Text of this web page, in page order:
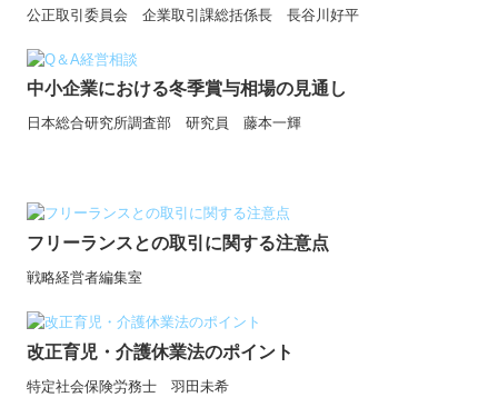
公正取引委員会 企業取引課総括係長 長谷川好平
中小企業における冬季賞与相場の見通し
日本総合研究所調査部 研究員 藤本一輝
フリーランスとの取引に関する注意点
戦略経営者編集室
改正育児・介護休業法のポイント
特定社会保険労務士 羽田未希